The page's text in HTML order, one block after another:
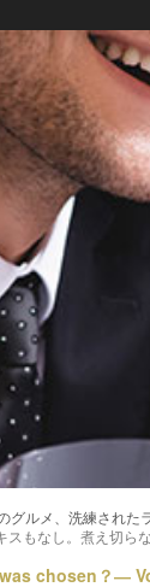
グルメ、洗練された
スもなし。煮え切ら
chosen？―